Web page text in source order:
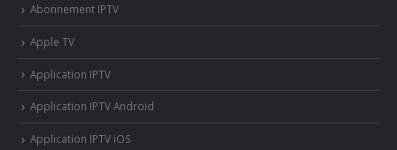
Abonnement IPTV
Apple TV
Application IPTV
Application IPTV Android
Application IPTV iOS